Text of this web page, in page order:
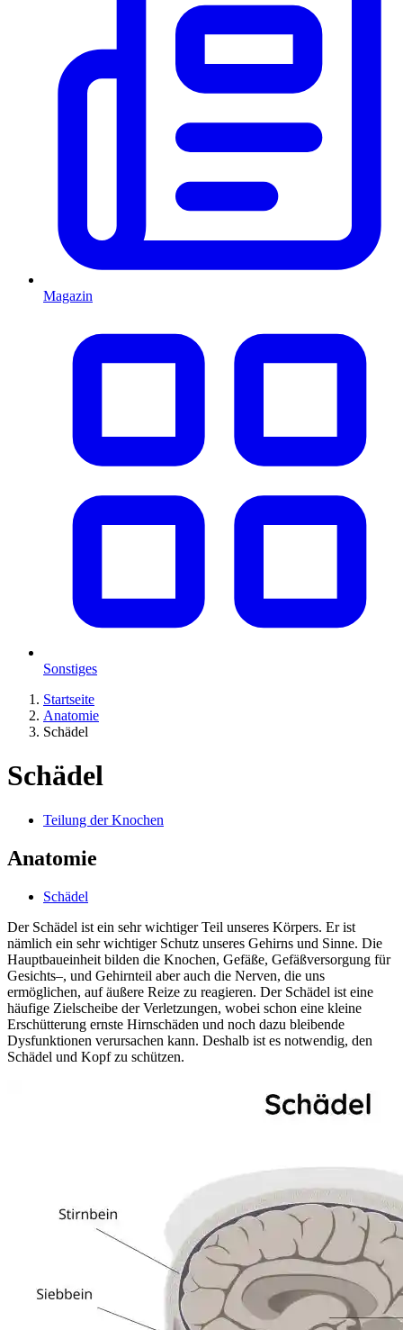
Magazin
Sonstiges
Startseite
Anatomie
Schädel
Schädel
Teilung der Knochen
Anatomie
Schädel
Der Schädel ist ein sehr wichtiger Teil unseres Körpers. Er ist
nämlich ein sehr wichtiger Schutz unseres Gehirns und Sinne. Die
Hauptbaueinheit bilden die Knochen, Gefäße, Gefäßversorgung für
Gesichts–, und Gehirnteil aber auch die Nerven, die uns
ermöglichen, auf äußere Reize zu reagieren. Der Schädel ist eine
häufige Zielscheibe der Verletzungen, wobei schon eine kleine
Erschütterung ernste Hirnschäden und noch dazu bleibende
Dysfunktionen verursachen kann. Deshalb ist es notwendig, den
Schädel und Kopf zu schützen.